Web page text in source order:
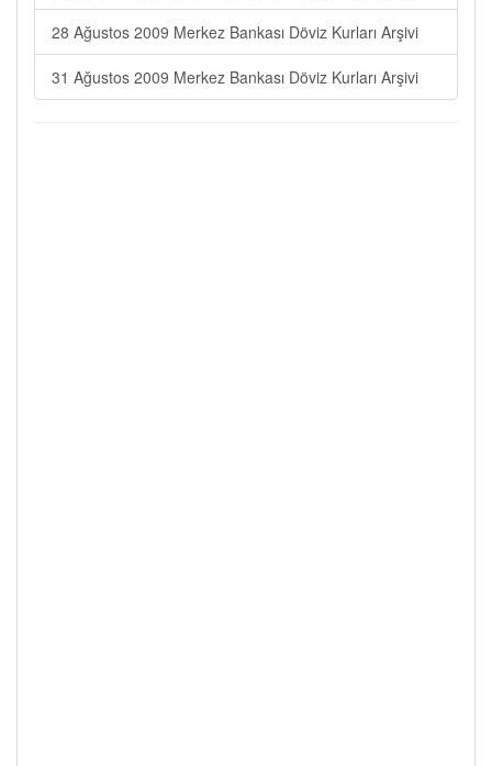
28 Ağustos 2009 Merkez Bankası Döviz Kurları Arşivi
31 Ağustos 2009 Merkez Bankası Döviz Kurları Arşivi